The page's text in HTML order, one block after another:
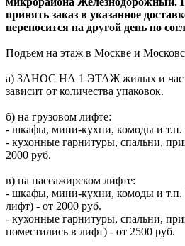
принять заказ в указанное
переносится на другой день по
Подъем на этаж в Москве и
а) ЗАНОС НА 1 ЭТАЖ жилых и
зависит от количества упаковок.
б) на грузовом лифте:
- шкафы, мини-кухни, комоды и т.п.
- кухонные гарнитуры, спальни,
2000 руб.
в) на пассажирском лифте:
- шкафы, мини-кухни, комоды и т.п.
лифт) - от 2000 руб.
- кухонные гарнитуры, спальни,
поместились в лифт) - от 2500 руб.